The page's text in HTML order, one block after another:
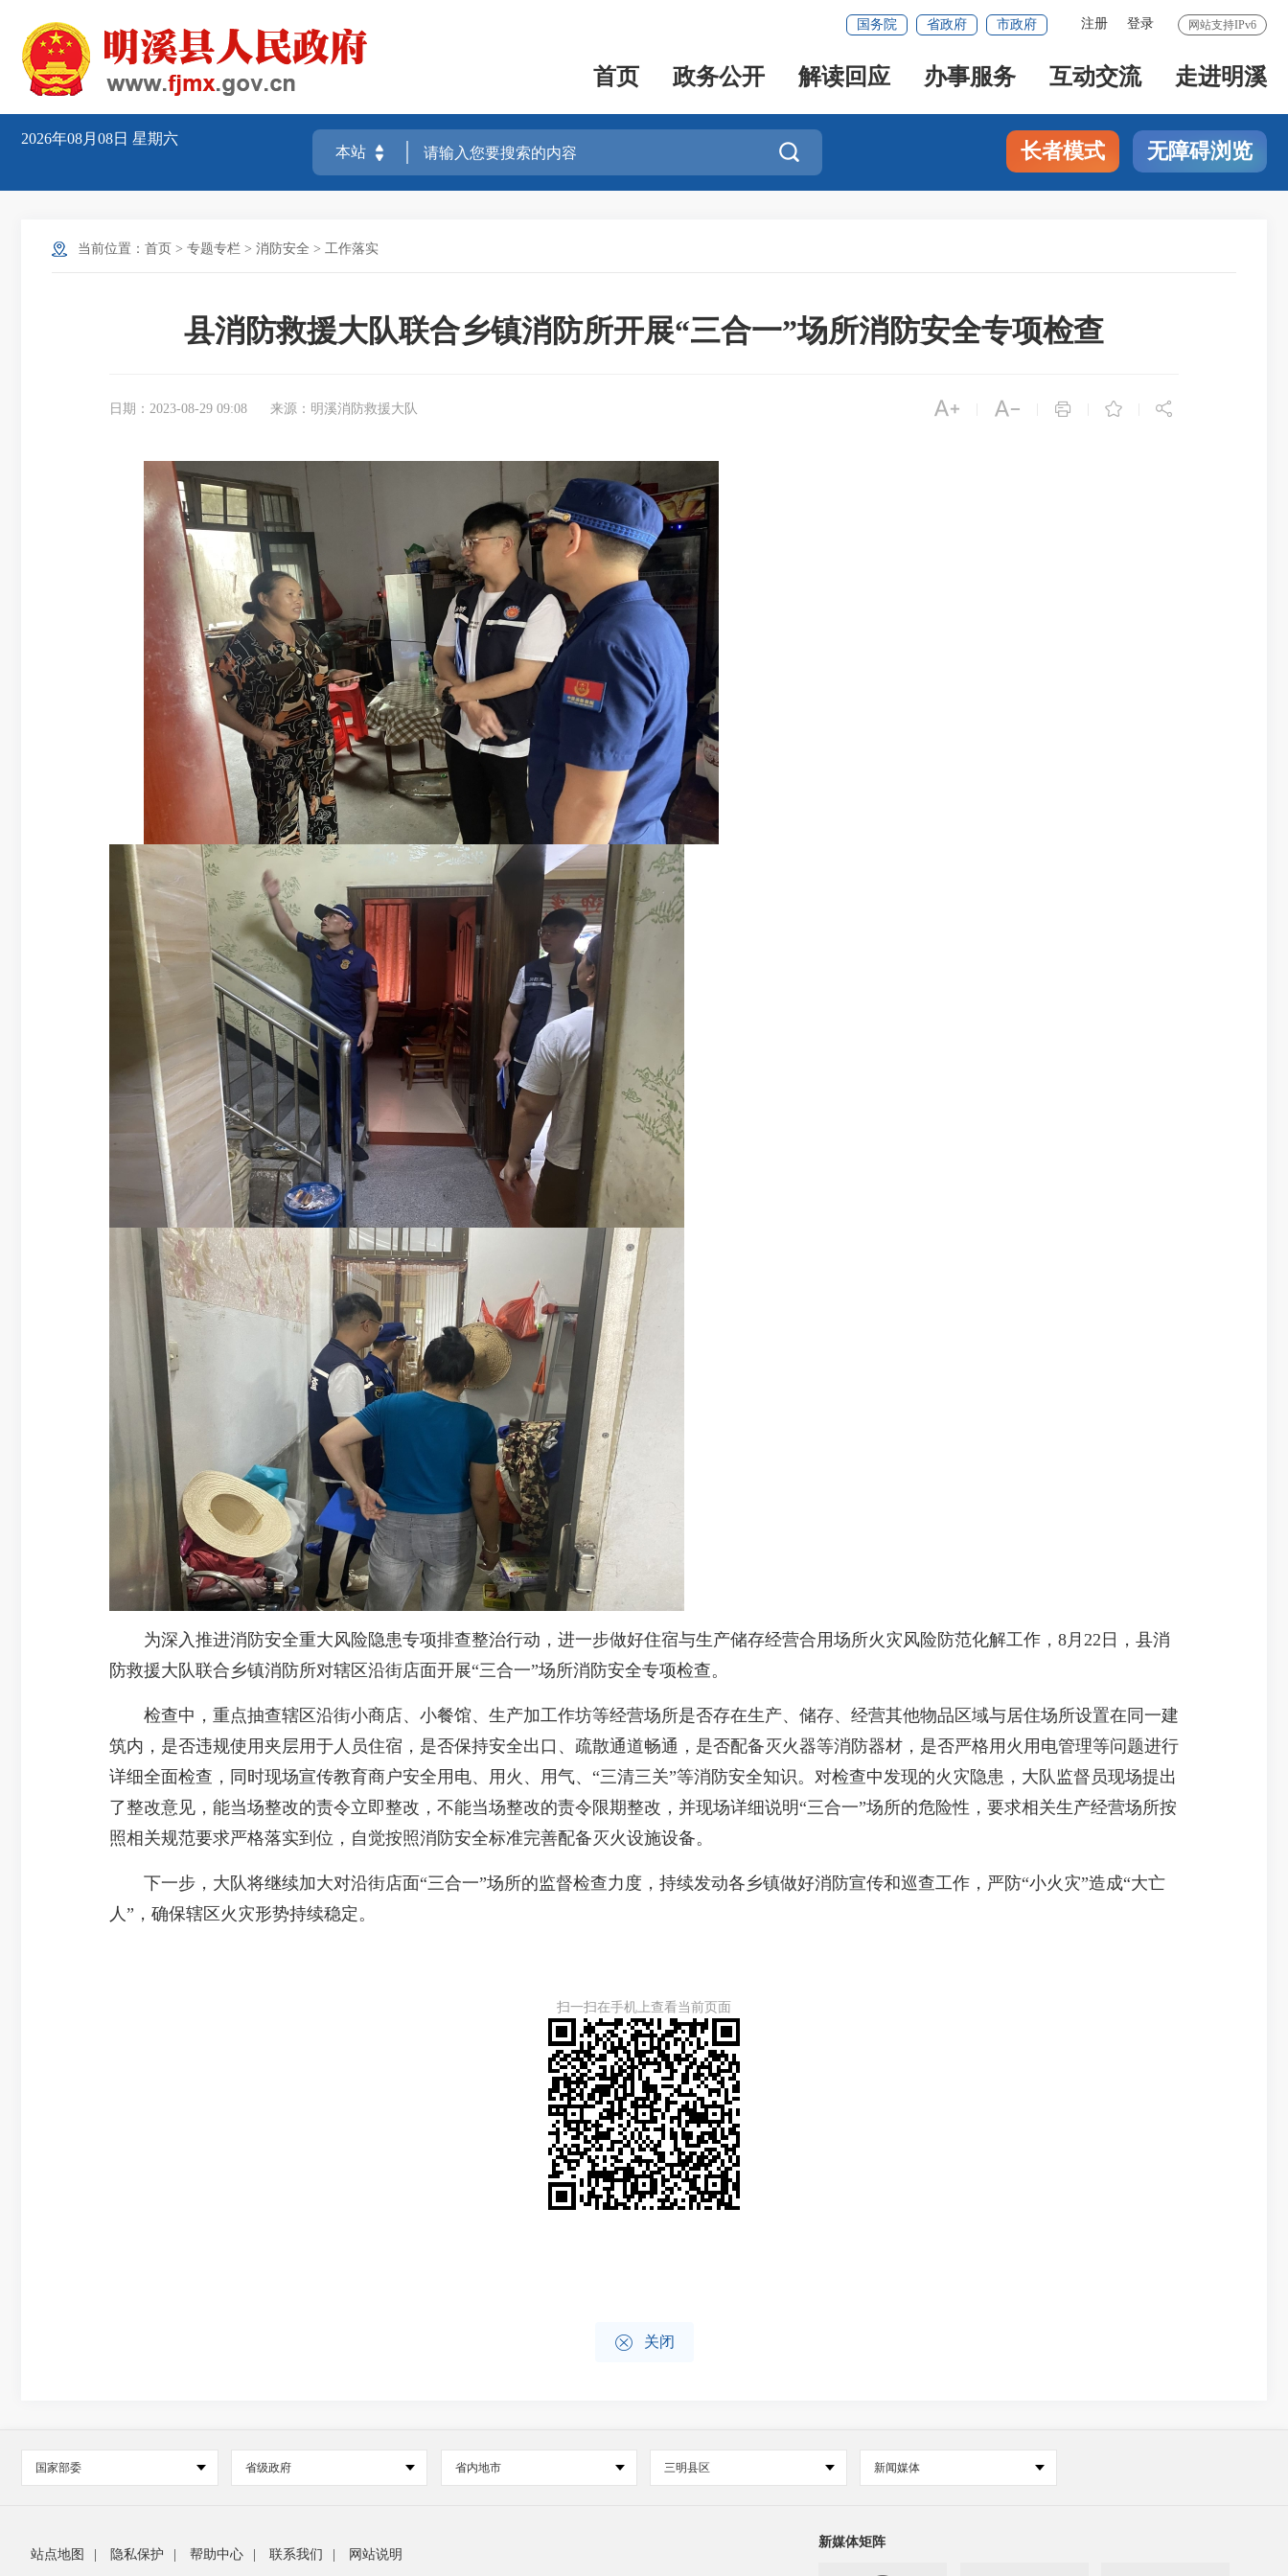
网站支持IPv6
注册 登录
国务院 省政府 市政府
首页 政务公开 解读回应 办事服务 互动交流 走进明溪
2026年08月08日 星期六
 长者模式 无障碍浏览
当前位置： 首页 > 专题专栏 > 消防安全 > 工作落实
县消防救援大队联合乡镇消防所开展“三合一”场所消防安全专项检查
日期：2023-08-29 09:08 来源：明溪消防救援大队     
为深入推进消防安全重大风险隐患专项排查整治行动，进一步做好住宿与生产储存经营合用场所火灾风险防范化解工作，8月22日，县消
防救援大队联合乡镇消防所对辖区沿街店面开展“三合一”场所消防安全专项检查。
检查中，重点抽查辖区沿街小商店、小餐馆、生产加工作坊等经营场所是否存在生产、储存、经营其他物品区域与居住场所设置在同一建
筑内，是否违规使用夹层用于人员住宿，是否保持安全出口、疏散通道畅通，是否配备灭火器等消防器材，是否严格用火用电管理等问题进行
详细全面检查，同时现场宣传教育商户安全用电、用火、用气、“三清三关”等消防安全知识。对检查中发现的火灾隐患，大队监督员现场提出
了整改意见，能当场整改的责令立即整改，不能当场整改的责令限期整改，并现场详细说明“三合一”场所的危险性，要求相关生产经营场所按
照相关规范要求严格落实到位，自觉按照消防安全标准完善配备灭火设施设备。
下一步，大队将继续加大对沿街店面“三合一”场所的监督检查力度，持续发动各乡镇做好消防宣传和巡查工作，严防“小火灾”造成“大亡
人”，确保辖区火灾形势持续稳定。
扫一扫在手机上查看当前页面
 关闭
国家部委 省级政府 省内地市 三明县区 新闻媒体
站点地图 隐私保护 帮助中心 联系我们 网站说明
新媒体矩阵